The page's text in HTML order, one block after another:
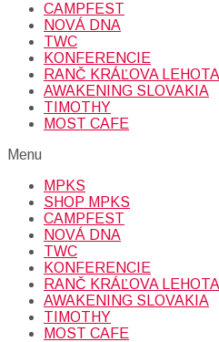
CAMPFEST
NOVÁ DNA
TWC
KONFERENCIE
RANČ KRÁĽOVA LEHOTA
AWAKENING SLOVAKIA
TIMOTHY
MOST CAFE
Menu
MPKS
SHOP MPKS
CAMPFEST
NOVÁ DNA
TWC
KONFERENCIE
RANČ KRÁĽOVA LEHOTA
AWAKENING SLOVAKIA
TIMOTHY
MOST CAFE